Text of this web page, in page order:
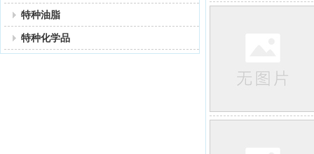
特种油脂
特种化学品